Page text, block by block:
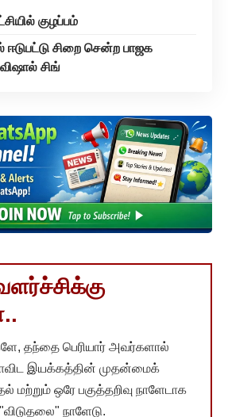
குழப்பம்
ஈடுபட்டு சிறை சென்ற பாஜக
சிங்
தந்தை பெரியார் அவர்களால்
இயக்கத்தின் முதன்மைக்
மற்றும் ஒரே பகுத்தறிவு நாளேடாக
நாளேடு.